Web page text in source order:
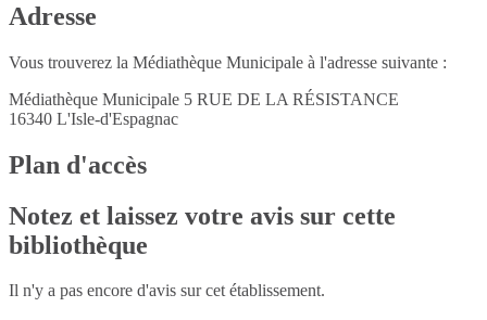
Adresse
Vous trouverez la Médiathèque Municipale à l'adresse suivante :
Médiathèque Municipale 5 RUE DE LA RÉSISTANCE
16340 L'Isle-d'Espagnac
Plan d'accès
Notez et laissez votre avis sur cette
bibliothèque
Il n'y a pas encore d'avis sur cet établissement.